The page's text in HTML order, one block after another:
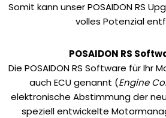
Somit kann unser POSAIDON RS
volles Potenzial
POSAIDON RS
Die POSAIDON RS Software für
auch ECU genannt (Engine
elektronische Abstimmung der
speziell entwickelte